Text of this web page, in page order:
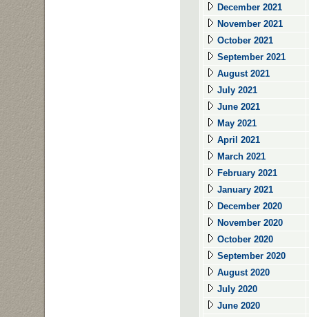
December 2021
November 2021
October 2021
September 2021
August 2021
July 2021
June 2021
May 2021
April 2021
March 2021
February 2021
January 2021
December 2020
November 2020
October 2020
September 2020
August 2020
July 2020
June 2020